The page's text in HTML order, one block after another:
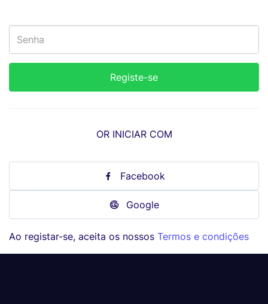
OR INICIAR COM
Facebook
Google
Ao registar-se, aceita os nossos Termos e condições